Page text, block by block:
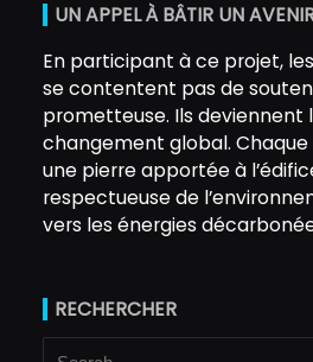
UN APPEL À BÂTIR UN
En participant à ce projet,
se contentent pas de
prometteuse. Ils deviennent
changement global.
une pierre apportée à
respectueuse de
vers les énergies
RECHERCHER
Search